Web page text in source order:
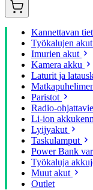
Kannettavan
Työkalujen akut
Imurien akut
Kamera akku
Laturit ja
Paristot
Radio-
Li-ion
Lyijyakut
Taskulamput
Power Bank
Työkaluja
Muut akut
Outlet